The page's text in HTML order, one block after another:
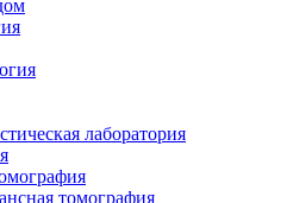
лаборатория
томография